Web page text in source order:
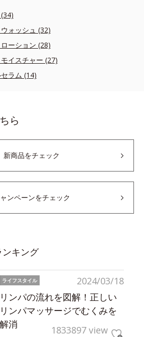
ォッシュ (32)
ーション (28)
イスチャー (27)
ラム (14)
ら
新商品をチェック
ンペーンをチェック
キング
2024/03/18
ライフスタイル
リンパの流れを図解！正しい
リンパマッサージでむくみを
解消
1833897 view